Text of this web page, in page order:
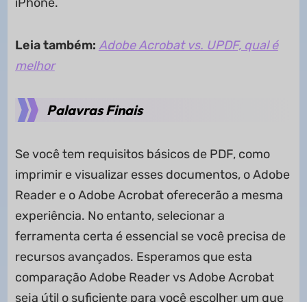
Leia também: Adobe Acrobat vs. UPDF, qual é
melhor
Palavras Finais
Se você tem requisitos básicos de PDF, como
imprimir e visualizar esses documentos, o Adobe
Reader e o Adobe Acrobat oferecerão a mesma
experiência. No entanto, selecionar a
ferramenta certa é essencial se você precisa de
recursos avançados. Esperamos que esta
comparação Adobe Reader vs Adobe Acrobat
seja útil o suficiente para você escolher um que